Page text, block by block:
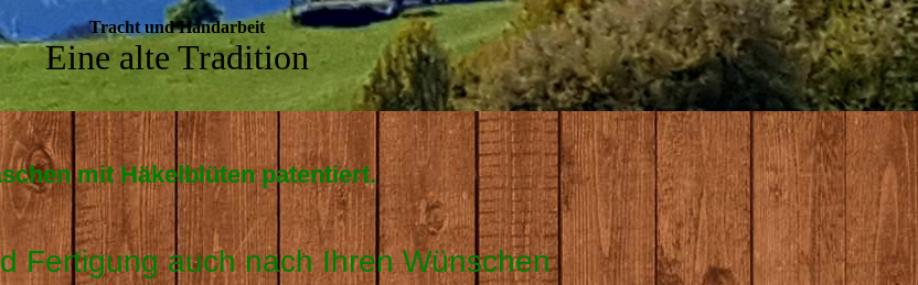
Tracht und Handarbeit
Eine alte Tradition
mit Häkelblüten patentiert.
Fertigung auch nach Ihren Wünschen